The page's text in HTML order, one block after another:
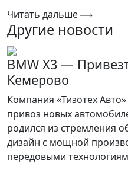
Читать дальше
Другие новости
BMW X3 —
Кемерово
Компания «Тизотех
привоз новых
родился из стремления
дизайн с мощной
передовыми